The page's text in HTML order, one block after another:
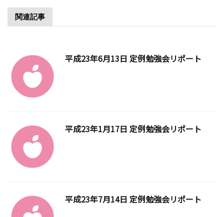
関連記事
平成23年6月13日 定例勉強会リポート
平成23年1月17日 定例勉強会リポート
平成23年7月14日 定例勉強会リポート